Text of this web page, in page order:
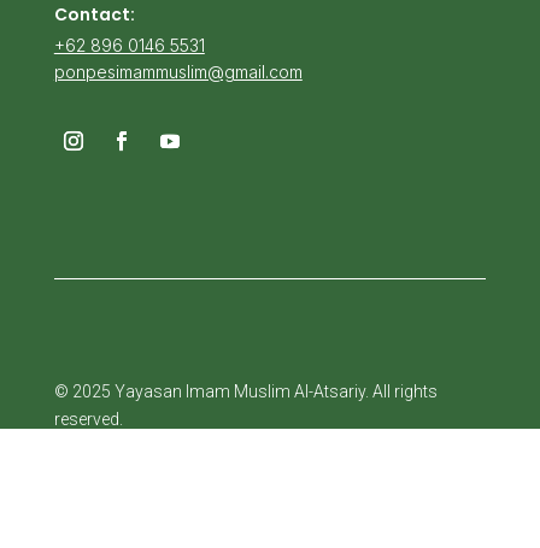
Contact:
+62 896 0146 5531
ponpesimammuslim@gmail.com
© 2025 Yayasan Imam Muslim Al-Atsariy. All rights
reserved.